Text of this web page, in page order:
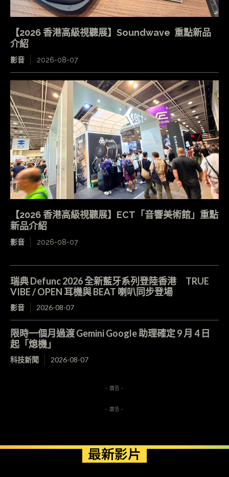
【2026 香港高級視聽展】Soundwave 重點新品
介紹
影音 2026-08-07
【2026 香港高級視聽展】ECT「音響美術館」重點
新品介紹
影音 2026-08-07
瑞典 Defunc 2026 全新藍牙系列登陸香港 TRUE
VIBE / OPEN 耳機與 BEAT 喇叭同步登場
影音 2026-08-07
限時一個月過渡 Gemini Google 助理確定 9 月 4 日
起「熄機」
科技新聞 2026-08-07
- 廣告 -
- 廣告 -
最新影片